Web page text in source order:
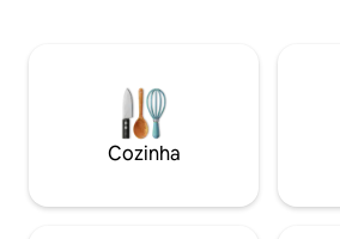
bicicleta/esqui/equipamento. Espaço
bonito e único dentro, fora de uma
unidade de condomínio de tijolos que é
muito tranquila à noite. Trabalhando
Cozinha